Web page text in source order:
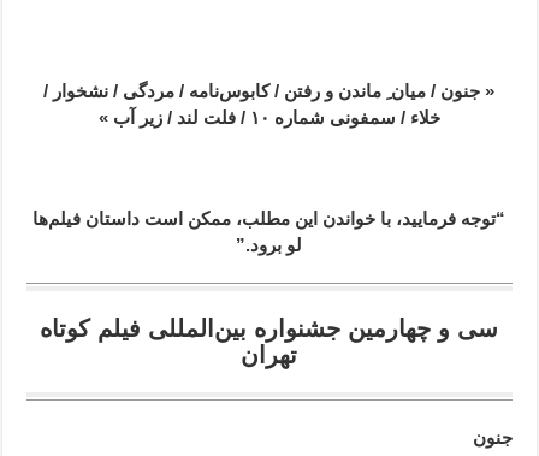
« جنون / میان ِ ماندن و رفتن / کابوس‌نامه / مردگی / نشخوار /
خلاء / سمفونی شماره ۱۰ / فلت لند / زیر آب »
“توجه فرمایید،‌ با خواندن این مطلب، ممکن است داستان فیلم‌ها
لو برود.”
سی و چهارمین جشنواره بین‌المللی فیلم کوتاه
تهران
جنون